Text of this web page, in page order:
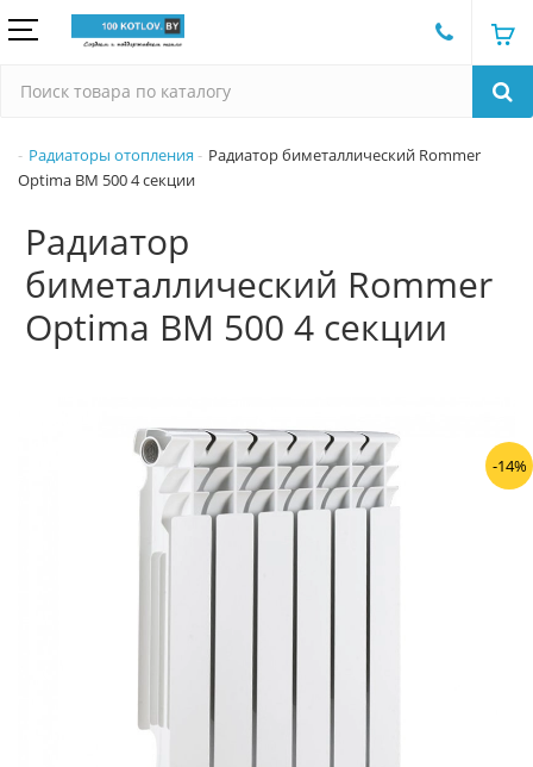
Радиаторы отопления
Радиатор биметаллический Rommer
Optima BM 500 4 секции
Радиатор
биметаллический Rommer
Optima BM 500 4 секции
-14%